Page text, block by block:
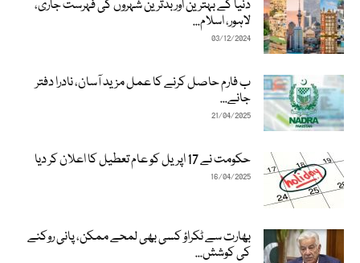
دنیا کے بہترین اور بدترین شہروں کی فہرست جاری،
لاہور، اسلام...
03/12/2024
ب فارم حاصل کرنے کا عمل مزید آسان، نادرا دفتر
جانے...
21/04/2025
حکومت نے 17 اپریل کو عام تعطیل کا اعلان کر دیا
16/04/2025
بھارت سے ٹکراؤ کسی بھی لمحے ممکن، پانی روکنے
کی کوشش...